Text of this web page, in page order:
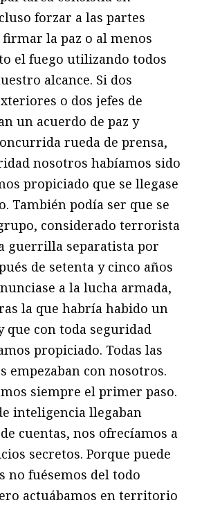
forzar a las partes
la paz o al menos
el fuego utilizando todos
alcance. Si dos
o dos jefes de
un acuerdo de paz y
rueda de prensa,
nosotros habíamos sido
propiciado que se llegase
También podía ser que se
considerado terrorista
guerrilla separatista por
de setenta y cinco años
a la lucha armada,
la que habría habido un
que con toda seguridad
propi­ciado. Todas las
empezaban con nosotros.
siempre el primer paso.
inteligencia llegaban
cuentas, nos ofrecíamos a
secretos. Porque puede
no fuésemos del todo
actuábamos en territorio